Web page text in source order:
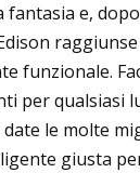
fantasia e,
funzionale.
per qualsiasi
le molte
giusta